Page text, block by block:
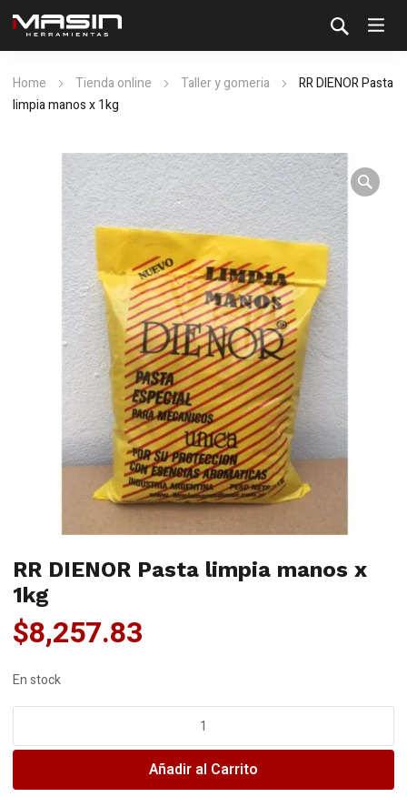
Home Tienda online Taller y gomeria
RR DIENOR Pasta
limpia manos x 1kg
RR DIENOR Pasta limpia manos x
1kg
$8,257.83
En stock
Pasta
Añadir al Carrito